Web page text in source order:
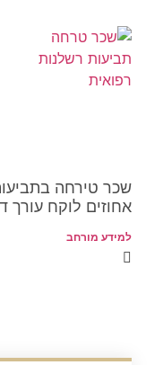
בתביעות
לוקח עורך דין